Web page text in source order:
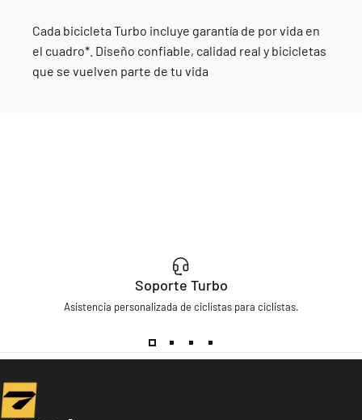
Cada bicicleta Turbo incluye garantía de por vida en
el cuadro*. Diseño confiable, calidad real y bicicletas
que se vuelven parte de tu vida
Soporte Turbo
Asistencia personalizada de ciclistas para ciclistas.
Turbo Bicycles